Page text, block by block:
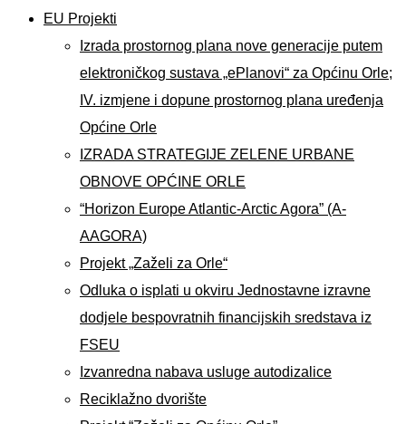
EU Projekti
Izrada prostornog plana nove generacije putem
elektroničkog sustava „ePlanovi“ za Općinu Orle;
IV. izmjene i dopune prostornog plana uređenja
Općine Orle
IZRADA STRATEGIJE ZELENE URBANE
OBNOVE OPĆINE ORLE
“Horizon Europe Atlantic-Arctic Agora” (A-
AAGORA)
Projekt „Zaželi za Orle“
Odluka o isplati u okviru Jednostavne izravne
dodjele bespovratnih financijskih sredstava iz
FSEU
Izvanredna nabava usluge autodizalice
Reciklažno dvorište